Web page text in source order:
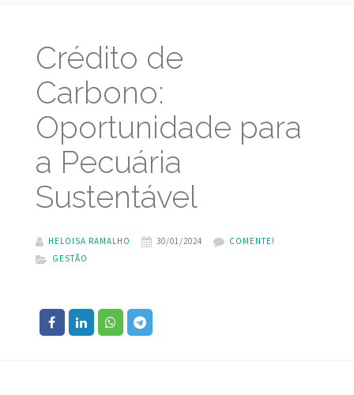
Crédito de
Carbono:
Oportunidade para
a Pecuária
Sustentável
HELOISA RAMALHO 30/01/2024
COMENTE!
GESTÃO